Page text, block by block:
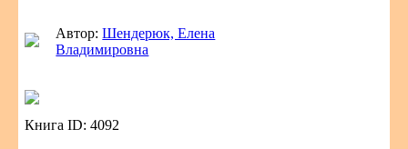
Автор:Шендерюк, Елена
Владимировна
Книга ID: 4092